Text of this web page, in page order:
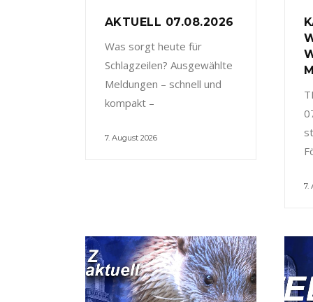
AKTUELL 07.08.2026
Was sorgt heute für
Schlagzeilen? Ausgewählte
Meldungen – schnell und
kompakt –
7. August 2026
7.